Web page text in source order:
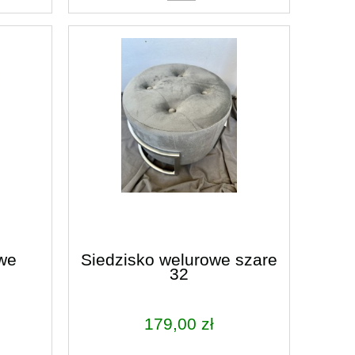
do koszyka
Siedzisko welurowe szare
32
179,00 zł